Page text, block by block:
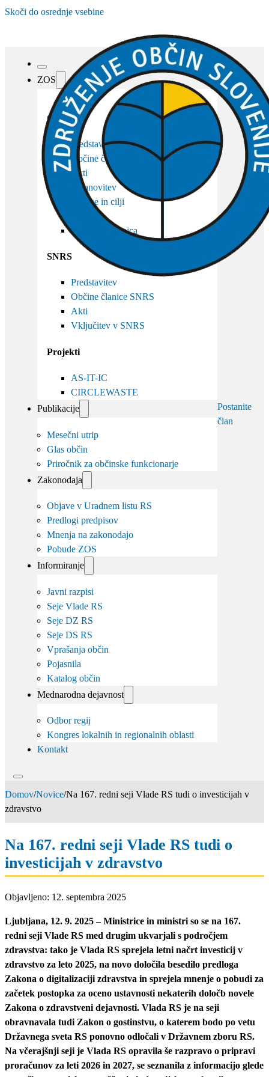
Skoči do osrednje vsebine
ZOS
O ZOS
Predstavitev
Občine članice
Akti
Ustanovitev
Naloge in cilji
Osebna izkaznica
SNRS
Predstavitev
Občine članice SNRS
Akti
Vključitev v SNRS
Projekti
AS-IT-IC
CIRCLEWASTE
Publikacije
Mesečni utrip
Glas občin
Priročnik za občinske funkcionarje
Zakonodaja
Objave v Uradnem listu RS
Predlogi predpisov
Mnenja na zakonodajo
Pobude ZOS
Informiranje
Javni razpisi
Seje Vlade RS
Seje DZ RS
Seje DS RS
Vprašanja občin
Pojasnila
Katalog občin
Mednarodna dejavnost
Odbor regij
Kongres lokalnih in regionalnih oblasti
Kontakt
Postanite
član
Domov/Novice/Na 167. redni seji Vlade RS tudi o investicijah v
zdravstvo
Na 167. redni seji Vlade RS tudi o
investicijah v zdravstvo
Objavljeno: 12. septembra 2025
Ljubljana, 12. 9. 2025 – Ministrice in ministri so se na 167.
redni seji Vlade RS med drugim ukvarjali s področjem
zdravstva: tako je Vlada RS sprejela letni načrt investicij v
zdravstvo za leto 2025, na novo določila besedilo predloga
Zakona o digitalizaciji zdravstva in sprejela mnenje o pobudi za
začetek postopka za oceno ustavnosti nekaterih določb novele
Zakona o zdravstveni dejavnosti. Vlada RS je na seji
obravnavala tudi Zakon o gostinstvu, o katerem bodo po vetu
Državnega sveta RS ponovno odločali v Državnem zboru RS.
Na včerajšnji seji je Vlada RS opravila še razpravo o pripravi
proračunov za leti 2026 in 2027, se seznanila z informacijo glede